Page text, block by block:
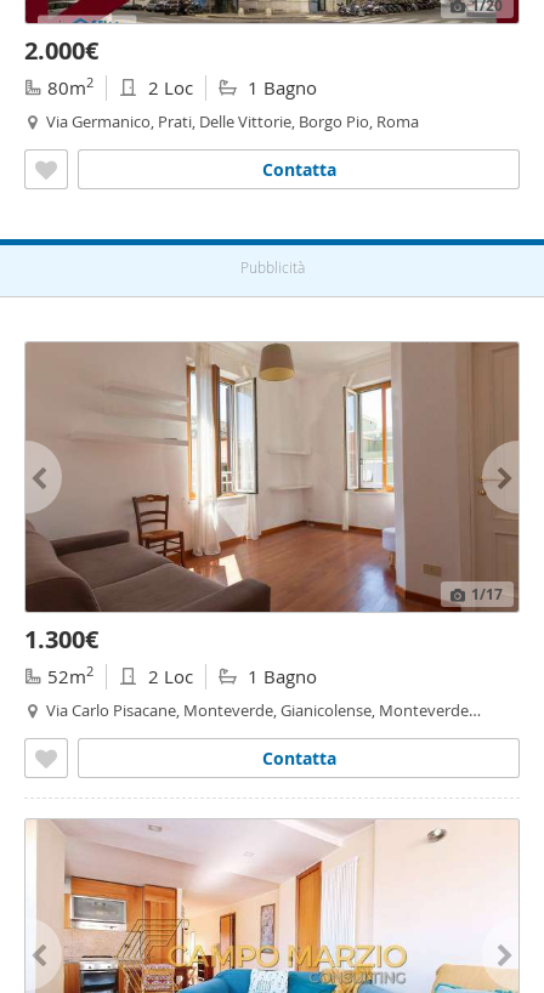
1/20
2.000€
80m2 2 Loc 1 Bagno
Via Germanico, Prati, Delle Vittorie, Borgo Pio, Roma
Contatta
Pubblicità
1/17
1.300€
52m2 2 Loc 1 Bagno
Via Carlo Pisacane, Monteverde, Gianicolense, Monteverde
Contatta